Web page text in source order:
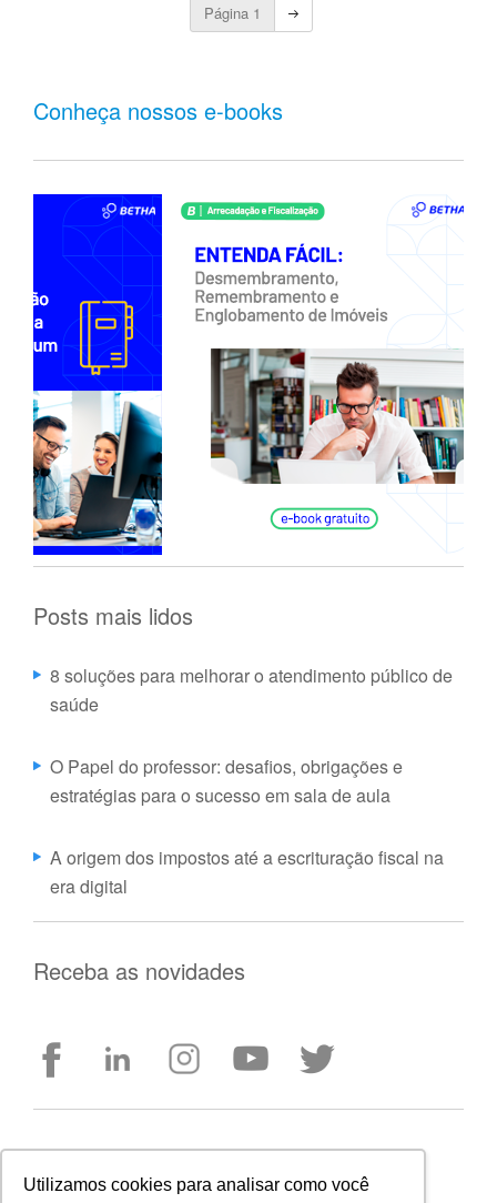
Utilizamos cookies para analisar como você
ARRECADAÇÃO
MUNICIPAL”
Página 1 Próxima
página
Conheça nossos e-books
Posts mais lidos
8 soluções para melhorar o atendimento público de
saúde
O Papel do professor: desafios, obrigações e
estratégias para o sucesso em sala de aula
A origem dos impostos até a escrituração fiscal na
era digital
Receba as novidades
Entre em contato